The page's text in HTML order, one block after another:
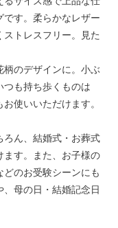
す。柔らかなレザー
トレスフリー。見た
柄のデザインに。小ぶ
つも持ち歩くものは
使いいただけます。
ろん、結婚式・お葬式
ます。また、お子様の
のお受験シーンにも
母の日・結婚記念日